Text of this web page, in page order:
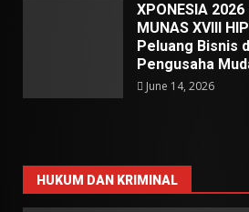
XPONESIA
MUNAS XVIII
Peluang Bisnis
Pengusaha
June 14, 2026
HUKUM DAN KRIMINAL